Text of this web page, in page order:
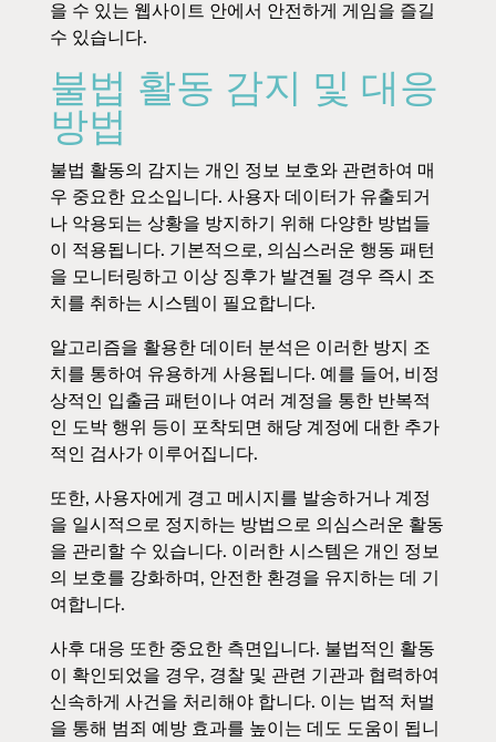
을 수 있는 웹사이트 안에서 안전하게 게임을 즐길
수 있습니다.
불법 활동 감지 및 대응
방법
불법 활동의 감지는 개인 정보 보호와 관련하여 매
우 중요한 요소입니다. 사용자 데이터가 유출되거
나 악용되는 상황을 방지하기 위해 다양한 방법들
이 적용됩니다. 기본적으로, 의심스러운 행동 패턴
을 모니터링하고 이상 징후가 발견될 경우 즉시 조
치를 취하는 시스템이 필요합니다.
알고리즘을 활용한 데이터 분석은 이러한 방지 조
치를 통하여 유용하게 사용됩니다. 예를 들어, 비정
상적인 입출금 패턴이나 여러 계정을 통한 반복적
인 도박 행위 등이 포착되면 해당 계정에 대한 추가
적인 검사가 이루어집니다.
또한, 사용자에게 경고 메시지를 발송하거나 계정
을 일시적으로 정지하는 방법으로 의심스러운 활동
을 관리할 수 있습니다. 이러한 시스템은 개인 정보
의 보호를 강화하며, 안전한 환경을 유지하는 데 기
여합니다.
사후 대응 또한 중요한 측면입니다. 불법적인 활동
이 확인되었을 경우, 경찰 및 관련 기관과 협력하여
신속하게 사건을 처리해야 합니다. 이는 법적 처벌
을 통해 범죄 예방 효과를 높이는 데도 도움이 됩니